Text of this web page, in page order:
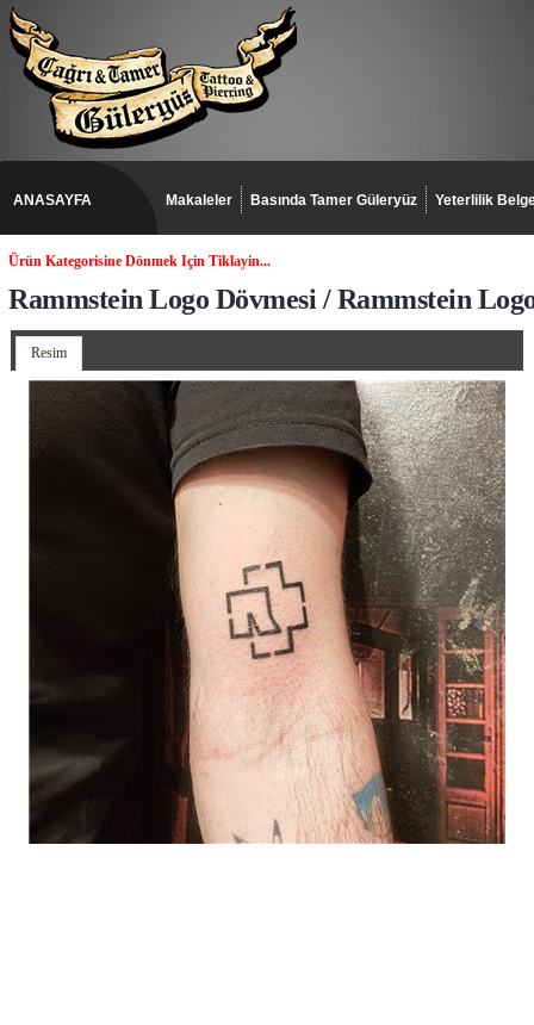
ANASAYFA Makaleler Basında Tamer Güleryüz Yeterlilik
Ürün Kategorisine Dönmek Için Tiklayin...
Rammstein Logo Dövmesi / Rammstein
Resim